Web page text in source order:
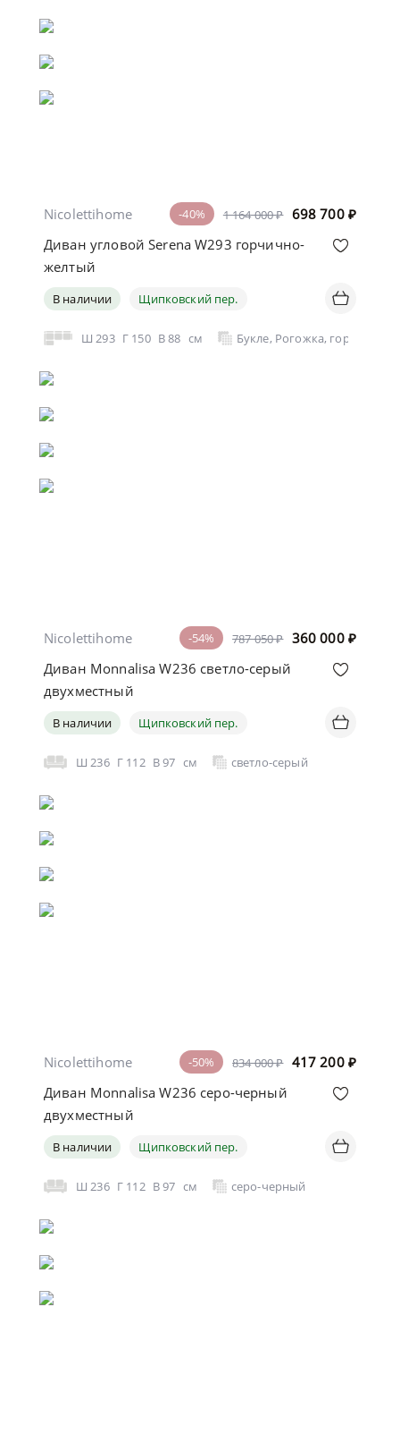
1 164 000 ₽ 698 700 ₽
-40%
Nicolettihome
Диван угловой Serena W293 горчично-
желтый
В наличии Щипковский пер.
Ш 293 Г 150 В88 см Букле, Рогожка, горчично-
787 050 ₽ 360 000 ₽
-54%
Nicolettihome
Диван Monnalisa W236 светло-серый
двухместный
В наличии Щипковский пер.
Ш 236 Г 112 В97 см светло-серый
834 000 ₽ 417 200 ₽
-50%
Nicolettihome
Диван Monnalisa W236 серо-черный
двухместный
В наличии Щипковский пер.
Ш 236 Г 112 В97 см серо-черный